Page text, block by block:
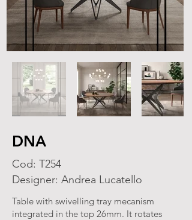
DNA
Cod: T254
Designer: Andrea Lucatello
Table with swivelling tray mecanism
integrated in the top 26mm. It rotates